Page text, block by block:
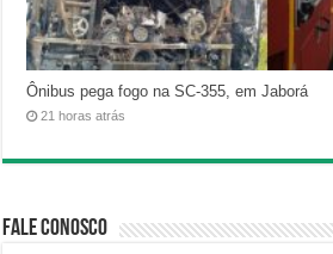
Ônibus pega fogo na SC-355, em Jaborá
21 horas atrás
Fale Conosco